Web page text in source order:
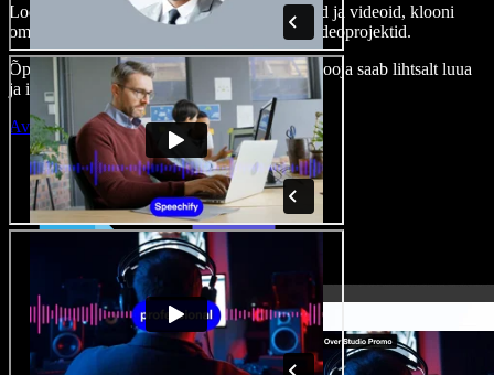
Loo voice-over’eid, kasuta tasuta pilte, helisid ja videoid, klooni
oma häält ja pane kokku terviklikud audio-videoprojektid.
Õppimiskõver puudub, kõik töötab veebis – looja saab lihtsalt luua
ja ideed kiiresti ellu viia.
Ava Studio